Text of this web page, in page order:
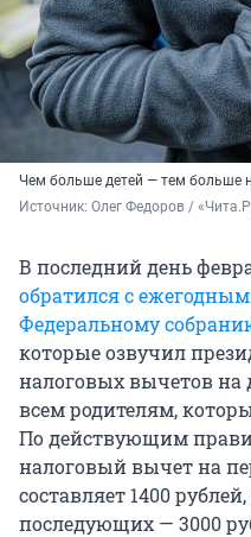
Чем больше детей — тем больше
Источник: Олег Федоров /
В последний день
обратился с
Федеральному
которые озвучил
налоговых вычетов на
всем родителям,
По действующим
налоговый вычет на
составляет 1400
последующих — 3000